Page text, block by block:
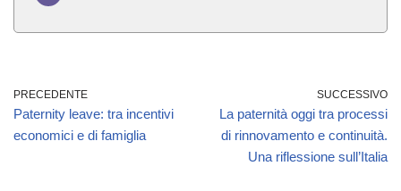
PRECEDENTE
Paternity leave: tra incentivi
economici e di famiglia
SUCCESSIVO
La paternità oggi tra processi
di rinnovamento e continuità.
Una riflessione sull’Italia